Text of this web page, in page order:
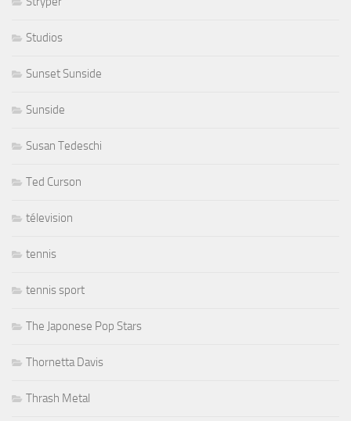
Studios
Sunset Sunside
Sunside
Susan Tedeschi
Ted Curson
télevision
tennis
tennis sport
The Japonese Pop Stars
Thornetta Davis
Thrash Metal